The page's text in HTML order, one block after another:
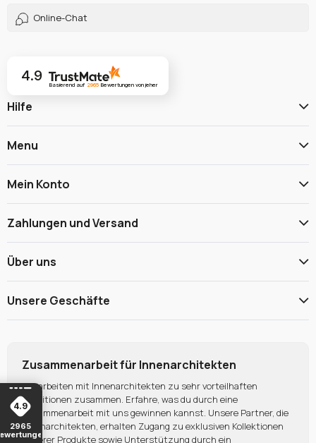
Online-Chat
4.9
Basierend auf 2965Bewertungen von jeher
4.9
2965
Hilfe
Menu
Mein Konto
Zahlungen und Versand
Über uns
Unsere Geschäfte
Zusammenarbeit für Innenarchitekten
Wir arbeiten mit Innenarchitekten zu sehr vorteilhaften
Konditionen zusammen. Erfahre, was du durch eine
Zusammenarbeit mit uns gewinnen kannst. Unsere Partner, die
Innenarchitekten, erhalten Zugang zu exklusiven Kollektionen
unserer Produkte sowie Unterstützung durch ein